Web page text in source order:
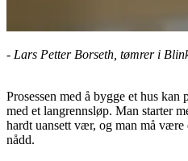
- Lars Petter Borseth, tømrer i
Prosessen med å bygge et hus kan
med et langrennsløp. Man starter
hardt uansett vær, og man må
nådd.